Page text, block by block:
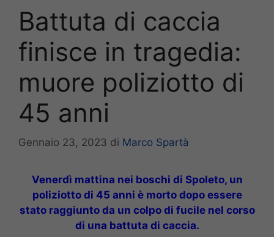
Battuta di caccia
finisce in tragedia:
muore poliziotto di
45 anni
Gennaio 23, 2023 di Marco Spartà
Venerdì mattina nei boschi di Spoleto, un
poliziotto di 45 anni è morto dopo essere
stato raggiunto da un colpo di fucile nel corso
di una battuta di caccia.